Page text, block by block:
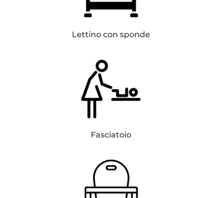
Lettino con sponde
Fasciatoio